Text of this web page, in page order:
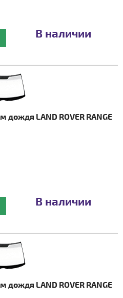
В наличии
дождя LAND ROVER RANGE
В наличии
дождя LAND ROVER RANGE